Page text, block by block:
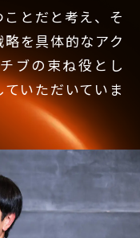
とだと考え、そ
を具体的なアク
ブの束ね役とし
いただいていま